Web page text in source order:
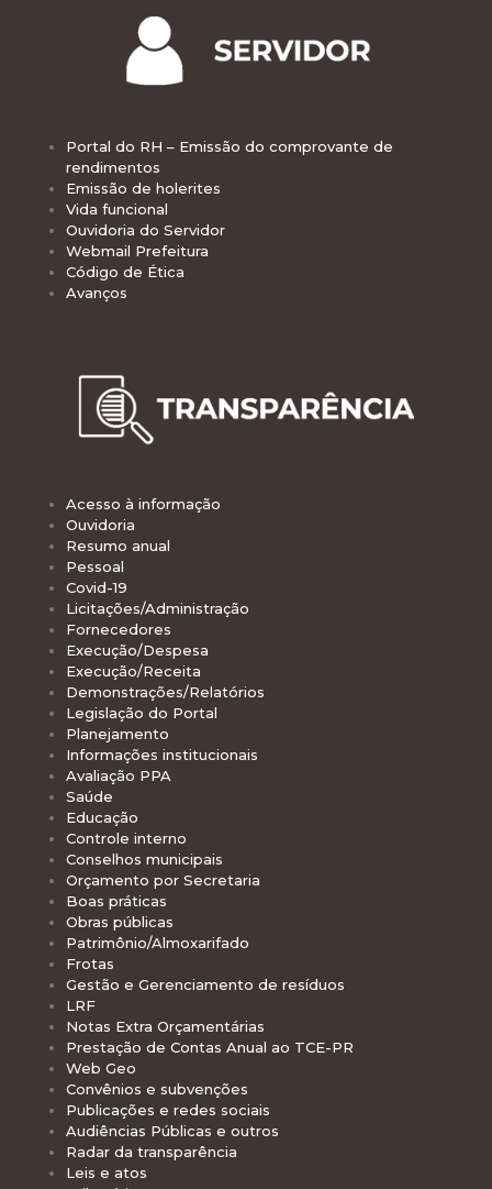
Portal do RH – Emissão do comprovante de
rendimentos
Emissão de holerites
Vida funcional
Ouvidoria do Servidor
Webmail Prefeitura
Código de Ética
Avanços
Acesso à informação
Ouvidoria
Resumo anual
Pessoal
Covid-19
Licitações/Administração
Fornecedores
Execução/Despesa
Execução/Receita
Demonstrações/Relatórios
Legislação do Portal
Planejamento
Informações institucionais
Avaliação PPA
Saúde
Educação
Controle interno
Conselhos municipais
Orçamento por Secretaria
Boas práticas
Obras públicas
Patrimônio/Almoxarifado
Frotas
Gestão e Gerenciamento de resíduos
LRF
Notas Extra Orçamentárias
Prestação de Contas Anual ao TCE-PR
Web Geo
Convênios e subvenções
Publicações e redes sociais
Audiências Públicas e outros
Radar da transparência
Leis e atos